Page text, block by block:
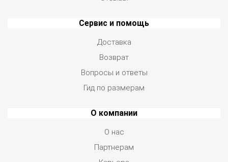
Сервис и помощь
Доставка
Возврат
Вопросы и ответы
Гид по размерам
О компании
О нас
Партнерам